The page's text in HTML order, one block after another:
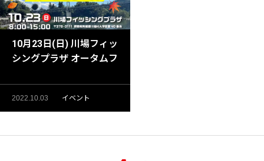
10月23日(日) 川場フィッ
シングプラザ オータムフ
2022.10.03 イベント